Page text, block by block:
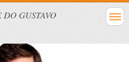
GUSTAVO